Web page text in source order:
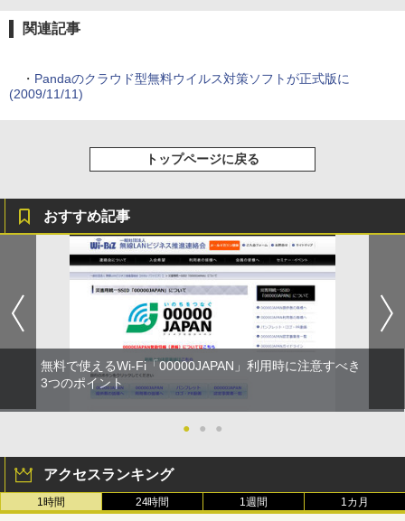
関連記事
・ Pandaのクラウド型無料ウイルス対策ソフトが正式版に
(2009/11/11)
トップページに戻る
おすすめ記事
無料で使えるWi-Fi「00000JAPAN」利用時に注意すべき
3つのポイント
● ● ●
アクセスランキング
1時間 24時間 1週間 1カ月